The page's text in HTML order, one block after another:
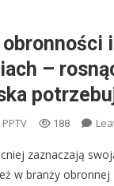
i
–
PPTV 188
zaznaczają
w branży